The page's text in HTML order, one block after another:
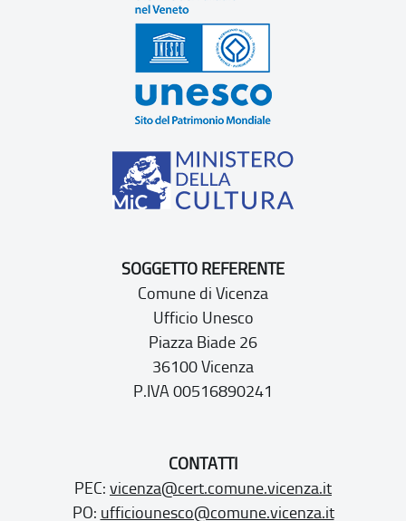
SOGGETTO REFERENTE
Comune di Vicenza
Ufficio Unesco
Piazza Biade 26
36100 Vicenza
P.IVA 00516890241
CONTATTI
PEC: vicenza@cert.comune.vicenza.it
PO: ufficiounesco@comune.vicenza.it